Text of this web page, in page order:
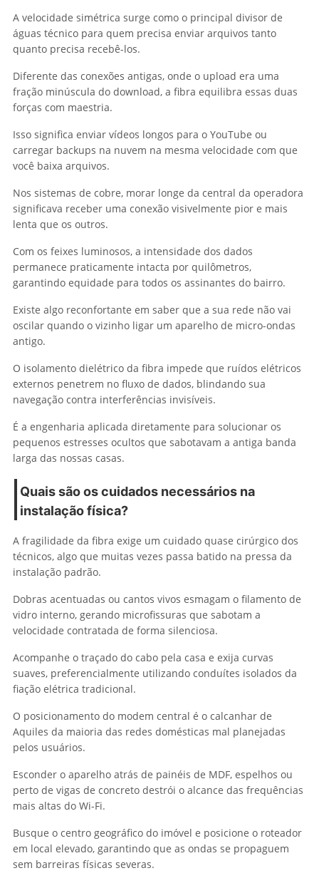
A velocidade simétrica surge como o principal divisor de
águas técnico para quem precisa enviar arquivos tanto
quanto precisa recebê-los.
Diferente das conexões antigas, onde o upload era uma
fração minúscula do download, a fibra equilibra essas duas
forças com maestria.
Isso significa enviar vídeos longos para o YouTube ou
carregar backups na nuvem na mesma velocidade com que
você baixa arquivos.
Nos sistemas de cobre, morar longe da central da operadora
significava receber uma conexão visivelmente pior e mais
lenta que os outros.
Com os feixes luminosos, a intensidade dos dados
permanece praticamente intacta por quilômetros,
garantindo equidade para todos os assinantes do bairro.
Existe algo reconfortante em saber que a sua rede não vai
oscilar quando o vizinho ligar um aparelho de micro-ondas
antigo.
O isolamento dielétrico da fibra impede que ruídos elétricos
externos penetrem no fluxo de dados, blindando sua
navegação contra interferências invisíveis.
É a engenharia aplicada diretamente para solucionar os
pequenos estresses ocultos que sabotavam a antiga banda
larga das nossas casas.
Quais são os cuidados necessários na
instalação física?
A fragilidade da fibra exige um cuidado quase cirúrgico dos
técnicos, algo que muitas vezes passa batido na pressa da
instalação padrão.
Dobras acentuadas ou cantos vivos esmagam o filamento de
vidro interno, gerando microfissuras que sabotam a
velocidade contratada de forma silenciosa.
Acompanhe o traçado do cabo pela casa e exija curvas
suaves, preferencialmente utilizando conduítes isolados da
fiação elétrica tradicional.
O posicionamento do modem central é o calcanhar de
Aquiles da maioria das redes domésticas mal planejadas
pelos usuários.
Esconder o aparelho atrás de painéis de MDF, espelhos ou
perto de vigas de concreto destrói o alcance das frequências
mais altas do Wi-Fi.
Busque o centro geográfico do imóvel e posicione o roteador
em local elevado, garantindo que as ondas se propaguem
sem barreiras físicas severas.